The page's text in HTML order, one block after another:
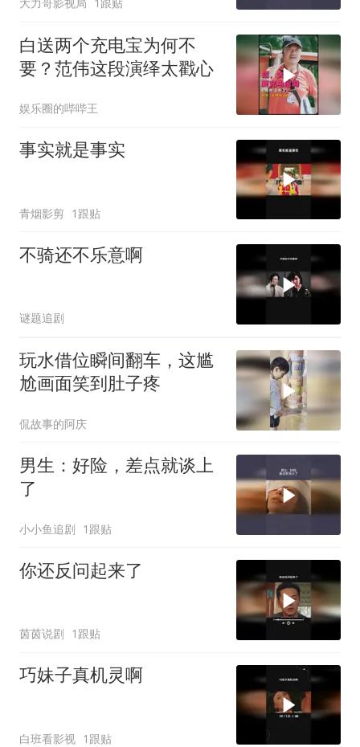
大力哥影视局 1跟贴
白送两个充电宝为何不
要？范伟这段演绎太戳心
娱乐圈的哔哔王
事实就是事实
青烟影剪 1跟贴
不骑还不乐意啊
谜题追剧
玩水借位瞬间翻车，这尴
尬画面笑到肚子疼
侃故事的阿庆
男生：好险，差点就谈上
了
小小鱼追剧 1跟贴
你还反问起来了
茵茵说剧 1跟贴
巧妹子真机灵啊
白班看影视 1跟贴